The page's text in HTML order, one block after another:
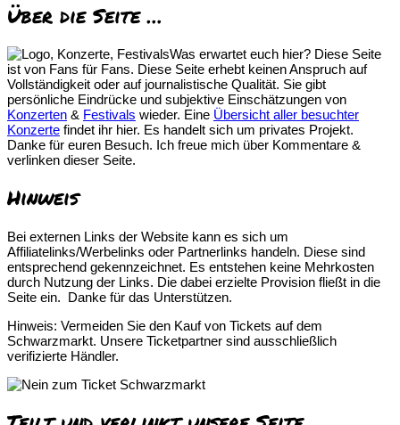
Über die Seite …
Was erwartet euch hier? Diese Seite
ist von Fans für Fans. Diese Seite erhebt keinen Anspruch auf
Vollständigkeit oder auf journalistische Qualität. Sie gibt
persönliche Eindrücke und subjektive Einschätzungen von
Konzerten & Festivals wieder. Eine Übersicht aller besuchter
Konzerte findet ihr hier. Es handelt sich um privates Projekt.
Danke für euren Besuch. Ich freue mich über Kommentare &
verlinken dieser Seite.
Hinweis
Bei externen Links der Website kann es sich um
Affiliatelinks/Werbelinks oder Partnerlinks handeln. Diese sind
entsprechend gekennzeichnet. Es entstehen keine Mehrkosten
durch Nutzung der Links. Die dabei erzielte Provision fließt in die
Seite ein. Danke für das Unterstützen.
Hinweis: Vermeiden Sie den Kauf von Tickets auf dem
Schwarzmarkt. Unsere Ticketpartner sind ausschließlich
verifizierte Händler.